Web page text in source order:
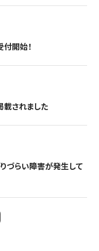
開始！
されました
りづらい障害が発生して